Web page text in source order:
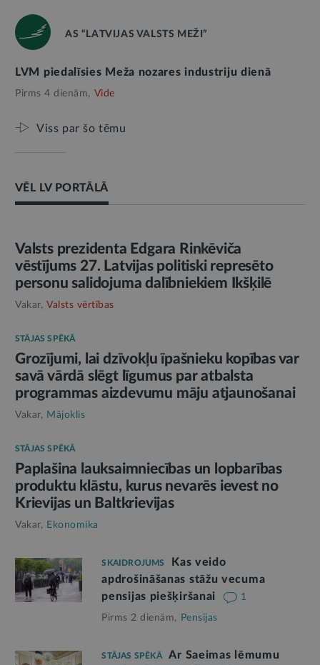
AS “LATVIJAS VALSTS MEŽI”
LVM piedalīsies Meža nozares industriju dienā
Pirms 4 dienām, Vide
Viss par šo tēmu
VĒL LV PORTĀLĀ
AMATPERSONAS RUNA
Valsts prezidenta Edgara Rinkēviča
vēstījums 27. Latvijas politiski represēto
personu salidojuma dalībniekiem Ikšķilē
Vakar, Valsts vērtības
STĀJAS SPĒKĀ
Grozījumi, lai dzīvokļu īpašnieku kopības var
savā vārdā slēgt līgumus par atbalsta
programmas aizdevumu māju atjaunošanai
Vakar, Mājoklis
STĀJAS SPĒKĀ
Paplašina lauksaimniecības un lopbarības
produktu klāstu, kurus nevarēs ievest no
Krievijas un Baltkrievijas
Vakar, Ekonomika
SKAIDROJUMS
Kas veido
apdrošināšanas stāžu vecuma
pensijas piešķiršanai
1
Pirms 2 dienām, Pensijas
STĀJAS SPĒKĀ
Ar Saeimas lēmumu